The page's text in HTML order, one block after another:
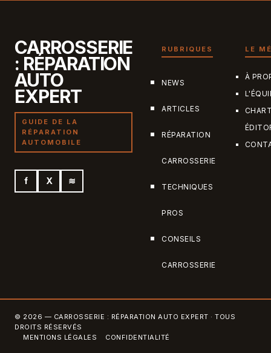
CARROSSERIE
: RÉPARATION
AUTO
EXPERT
GUIDE DE LA
RÉPARATION
AUTOMOBILE
f X ≋
RUBRIQUES
NEWS
ARTICLES
RÉPARATION
CARROSSERIE
TECHNIQUES
PROS
CONSEILS
CARROSSERIE
LE
À
© 2026 — CARROSSERIE : RÉPARATION AUTO EXPERT · TOUS
DROITS RÉSERVÉS
MENTIONS LÉGALES
CONFIDENTIALITÉ